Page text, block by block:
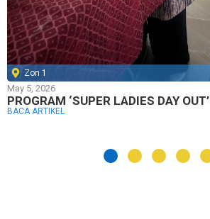
Zon 1
May 5, 2026
PROGRAM ‘SUPER LADIES DAY OUT’
BACA ARTIKEL